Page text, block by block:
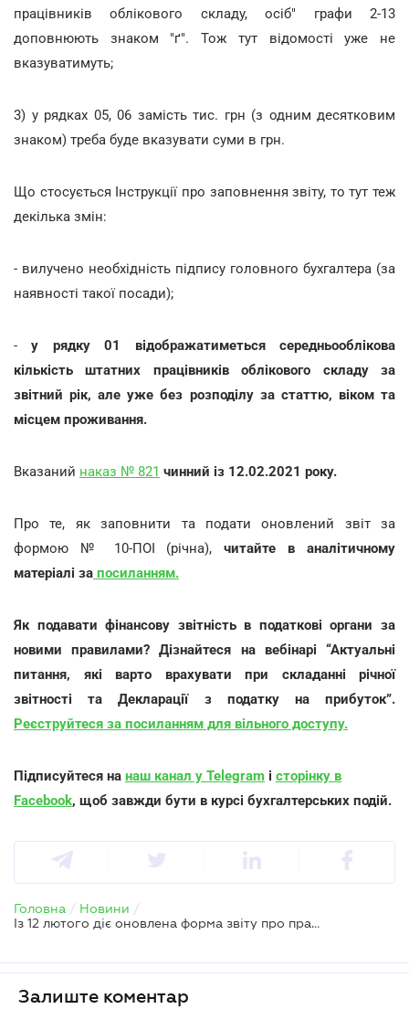
працівників облікового складу, осіб" графи 2-13
доповнюють знаком "ґ". Тож тут відомості уже не
вказуватимуть;
3) у рядках 05, 06 замість тис. грн (з одним десятковим
знаком) треба буде вказувати суми в грн.
Що стосується Інструкції про заповнення звіту, то тут теж
декілька змін:
- вилучено необхідність підпису головного бухгалтера (за
наявності такої посади);
-у рядку 01 відображатиметься середньооблікова
кількість штатних працівників облікового складу за
звітний рік, але уже без розподілу за статтю, віком та
місцем проживання.
Вказаний наказ № 821 чинний із 12.02.2021 року.
Про те, як заповнити та подати оновлений звіт за
формою № 10-ПОІ (річна),читайте в аналітичному
матеріалі за посиланням.
Як подавати фінансову звітність в податкові органи за
новими правилами? Дізнайтеся на вебінарі “Актуальні
питання, які варто врахувати при складанні річної
звітності та Декларації з податку на прибуток”.
Реєструйтеся за посиланням для вільного доступу.
Підписуйтеся на наш канал у Telegram і сторінку в
Facebook, щоб завжди бути в курсі бухгалтерських подій.
Головна / Новини /
Із 12 лютого діє оновлена форма звіту про працевлаштування осіб з інвалідністю
Залиште коментар